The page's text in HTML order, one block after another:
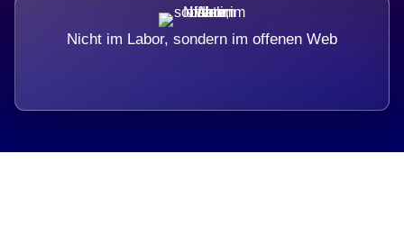
Nicht im Labor, sondern im offenen Web